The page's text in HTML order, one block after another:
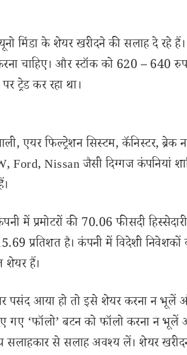
मिंडा के शेयर खरीदने की सलाह दे रहे
चाहिए। और स्टॉक को 620 – 640
ट्रेड कर रहा था।
एयर फिल्ट्रेशन सिस्टम, कॅनिस्टर, ब्रेक
Ford, Nissan जैसी दिग्गज कंपनियां
में प्रमोटरों की 70.06 फीसदी
प्रतिशत है। कंपनी में विदेशी निवेशकों
शेयर हैं।
पसंद आया हो तो इसे शेयर करना न
गए ‘फॉलो’ बटन को फॉलो करना न भूलें
से सलाह अवश्य लें। शेयर